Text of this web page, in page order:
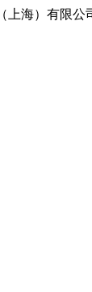
海）有限公